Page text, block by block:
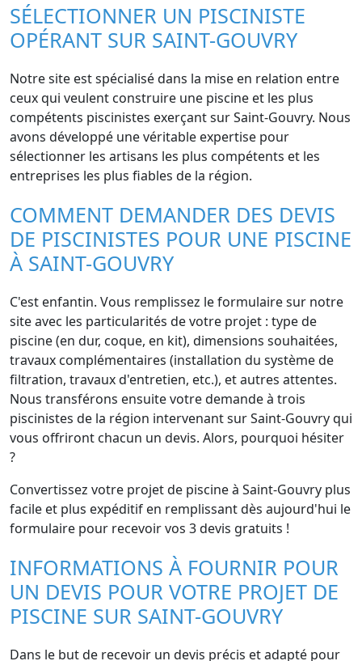
SÉLECTIONNER UN PISCINISTE
OPÉRANT SUR SAINT-GOUVRY
Notre site est spécialisé dans la mise en relation entre
ceux qui veulent construire une piscine et les plus
compétents piscinistes exerçant sur Saint-Gouvry. Nous
avons développé une véritable expertise pour
sélectionner les artisans les plus compétents et les
entreprises les plus fiables de la région.
COMMENT DEMANDER DES DEVIS
DE PISCINISTES POUR UNE PISCINE
À SAINT-GOUVRY
C'est enfantin. Vous remplissez le formulaire sur notre
site avec les particularités de votre projet : type de
piscine (en dur, coque, en kit), dimensions souhaitées,
travaux complémentaires (installation du système de
filtration, travaux d'entretien, etc.), et autres attentes.
Nous transférons ensuite votre demande à trois
piscinistes de la région intervenant sur Saint-Gouvry qui
vous offriront chacun un devis. Alors, pourquoi hésiter
?
Convertissez votre projet de piscine à Saint-Gouvry plus
facile et plus expéditif en remplissant dès aujourd'hui le
formulaire pour recevoir vos 3 devis gratuits !
INFORMATIONS À FOURNIR POUR
UN DEVIS POUR VOTRE PROJET DE
PISCINE SUR SAINT-GOUVRY
Dans le but de recevoir un devis précis et adapté pour